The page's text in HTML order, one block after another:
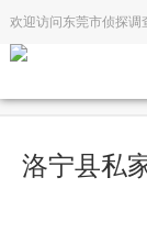
欢迎访问东莞市侦探调
洛宁县私